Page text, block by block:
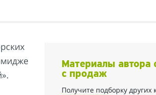
Материалы автора
с продаж
Получите подборку других